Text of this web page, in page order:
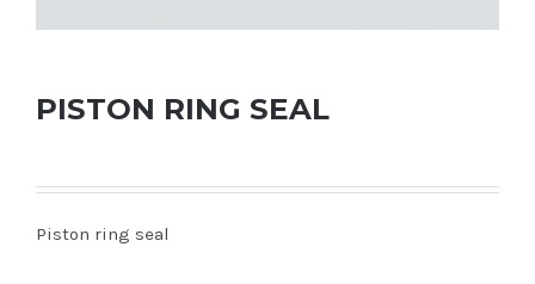
PISTON RING SEAL
Piston ring seal